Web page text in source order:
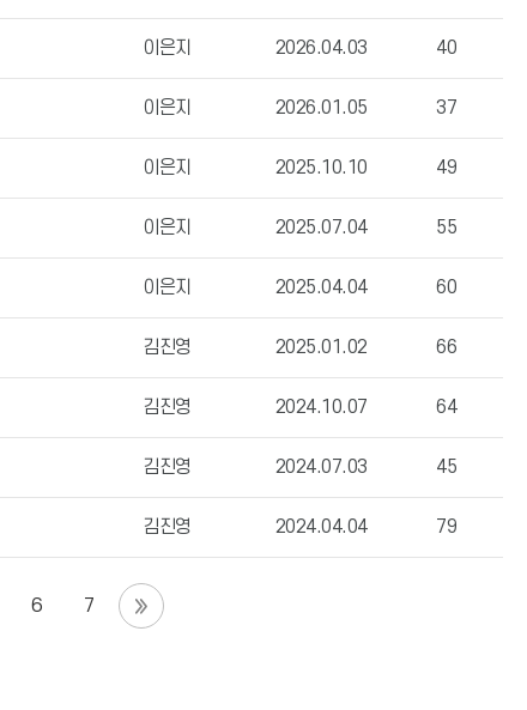
이은지 2026.04.03 40
이은지 2026.01.05 37
이은지 2025.10.10 49
이은지 2025.07.04 55
이은지 2025.04.04 60
김진영 2025.01.02 66
김진영 2024.10.07 64
김진영 2024.07.03 45
김진영 2024.04.04 79
6 7